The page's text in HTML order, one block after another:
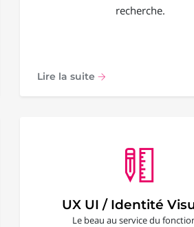
recherche.
Lire la suite
UX UI / Identité
Le beau au service du